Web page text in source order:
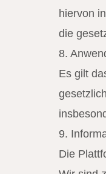
hiervon
die
8.
Es gilt
9.
Die